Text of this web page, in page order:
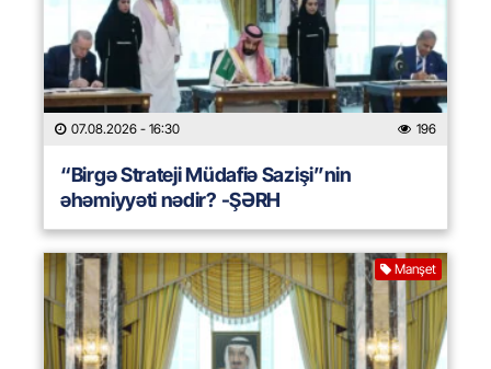
07.08.2026 - 16:30 196
“Birgə Strateji Müdafiə Sazişi”nin
əhəmiyyəti nədir? -ŞƏRH
Manşet